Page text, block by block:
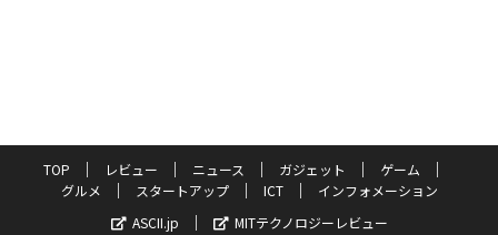
TOP レビュー ニュース ガジェット
ゲーム
グルメ
スタートアップ ICT
インフォメーション
ASCII.jp
MITテクノロジーレビュー